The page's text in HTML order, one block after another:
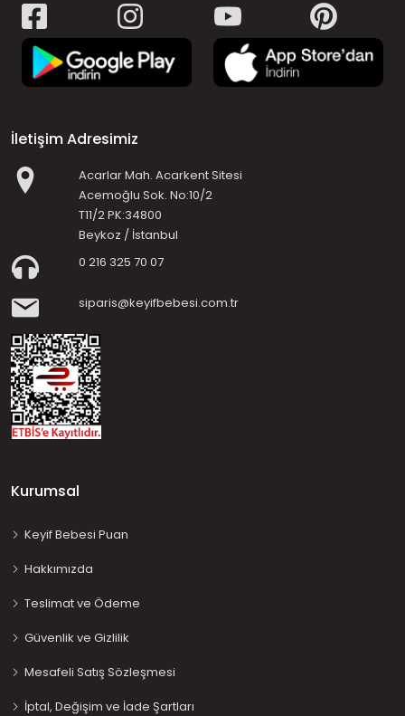
İletişim Adresimiz
Acarlar Mah. Acarkent Sitesi
Acemoğlu Sok. No:10/2
T11/2 PK:34800
Beykoz / İstanbul
0 216 325 70 07
siparis@keyifbebesi.com.tr
Kurumsal
Keyif Bebesi Puan
Hakkımızda
Teslimat ve Ödeme
Güvenlik ve Gizlilik
Mesafeli Satış Sözleşmesi
İptal, Değişim ve İade Şartları